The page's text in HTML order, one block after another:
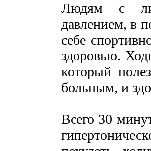
Людям с
давлением, в
себе
здоровью.
который
больным, и
Всего 30